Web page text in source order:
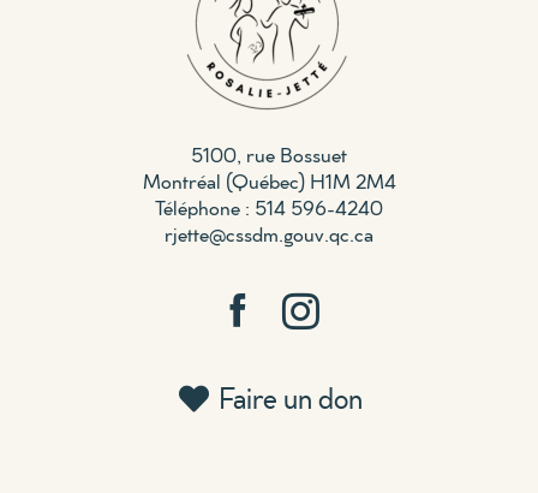
5100, rue Bossuet
Montréal (Québec) H1M 2M4
Téléphone : 514 596-4240
rjette@cssdm.gouv.qc.ca
Faire un don